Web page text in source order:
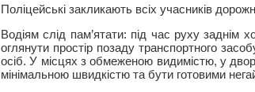
Поліцейські закликають всіх учасників
Водіям слід пам’ятати: під час руху заднім
оглянути простір позаду транспортного
осіб. У місцях з обмеженою видимістю, у
мінімальною швидкістю та бути готовими